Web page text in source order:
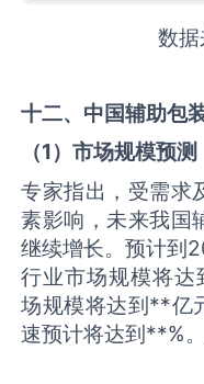
数
十二、中国辅助包
（1）市场规模预测
专家指出，受需求
素影响，未来我国
继续增长。预计到
行业市场规模将
场规模将达到**亿
速预计将达到**%